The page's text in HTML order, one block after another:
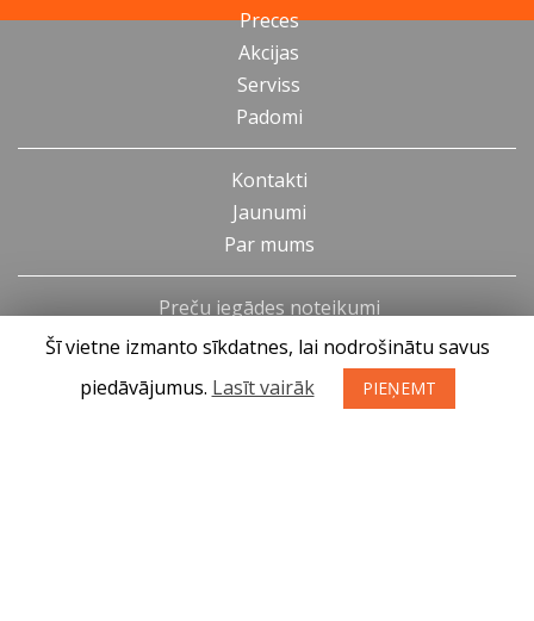
Preces
Akcijas
Serviss
Padomi
Kontakti
Jaunumi
Par mums
Preču iegādes noteikumi
Privātuma politika
Atteikuma tiesības
Šī vietne izmanto sīkdatnes, lai nodrošinātu savus
piedāvājumus. Lasīt vairāk PIEŅEMT